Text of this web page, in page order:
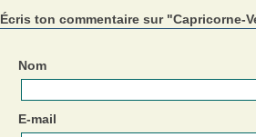
Écris ton commentaire sur "Capricorne-
Nom
E-mail